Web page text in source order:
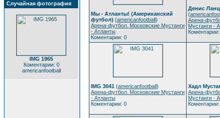
Случайная фотография
IMG 1965
Коментарии: 0
americanfootball
Мы - Атланты! (Американский
футбол) (americanfootball)
Арена-футбол. Московские Мустанги
- Атланты
Коментарии: 0
Денис
(
Арена-
Мустанги -
IMG 3041 (americanfootball)
Арена-футбол. Московские Мустанги
- Атланты
Коментарии: 0
Хадл
Арена-
Мустанги -